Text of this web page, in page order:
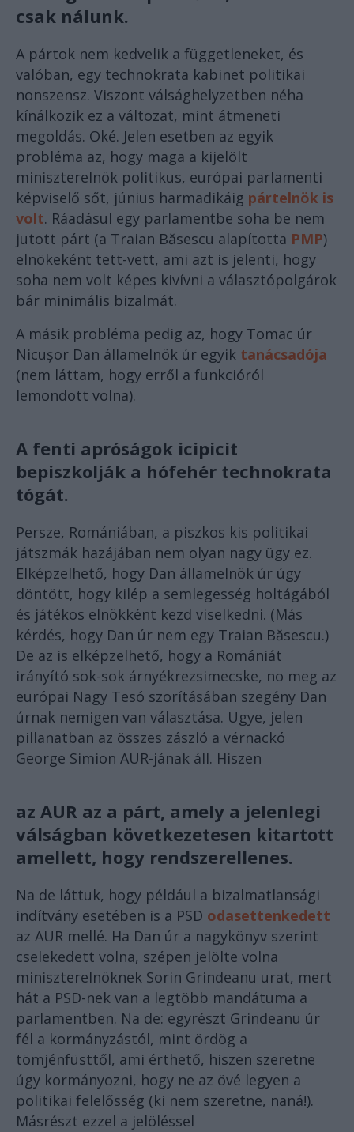
csak nálunk.
A pártok nem kedvelik a függetleneket, és
valóban, egy technokrata kabinet politikai
nonszensz. Viszont válsághelyzetben néha
kínálkozik ez a változat, mint átmeneti
megoldás. Oké. Jelen esetben az egyik
probléma az, hogy maga a kijelölt
miniszterelnök politikus, európai parlamenti
képviselő sőt, június harmadikáig pártelnök is
volt. Ráadásul egy parlamentbe soha be nem
jutott párt (a Traian Băsescu alapította PMP)
elnökeként tett-vett, ami azt is jelenti, hogy
soha nem volt képes kivívni a választópolgárok
bár minimális bizalmát.
A másik probléma pedig az, hogy Tomac úr
Nicușor Dan államelnök úr egyik tanácsadója
(nem láttam, hogy erről a funkcióról
lemondott volna).
A fenti apróságok icipicit
bepiszkolják a hófehér technokrata
tógát.
Persze, Romániában, a piszkos kis politikai
játszmák hazájában nem olyan nagy ügy ez.
Elképzelhető, hogy Dan államelnök úr úgy
döntött, hogy kilép a semlegesség holtágából
és játékos elnökként kezd viselkedni. (Más
kérdés, hogy Dan úr nem egy Traian Băsescu.)
De az is elképzelhető, hogy a Romániát
irányító sok-sok árnyékrezsimecske, no meg az
európai Nagy Tesó szorításában szegény Dan
úrnak nemigen van választása. Ugye, jelen
pillanatban az összes zászló a vérnackó
George Simion AUR-jának áll. Hiszen
az AUR az a párt, amely a jelenlegi
válságban következetesen kitartott
amellett, hogy rendszerellenes.
Na de láttuk, hogy például a bizalmatlansági
indítvány esetében is a PSD odasettenkedett
az AUR mellé. Ha Dan úr a nagykönyv szerint
cselekedett volna, szépen jelölte volna
miniszterelnöknek Sorin Grindeanu urat, mert
hát a PSD-nek van a legtöbb mandátuma a
parlamentben. Na de: egyrészt Grindeanu úr
fél a kormányzástól, mint ördög a
tömjénfüsttől, ami érthető, hiszen szeretne
úgy kormányozni, hogy ne az övé legyen a
politikai felelősség (ki nem szeretne, naná!).
Másrészt ezzel a jelöléssel